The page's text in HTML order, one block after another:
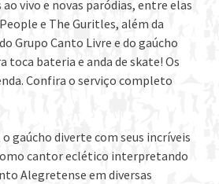
vivo e novas paródias, entre elas
e The Guritles, além da
Grupo Canto Livre e do gaúcho
toca bateria e anda de skate! Os
Confira o serviço completo
gaúcho diverte com seus incríveis
cantor eclético interpretando
Alegretense em diversas